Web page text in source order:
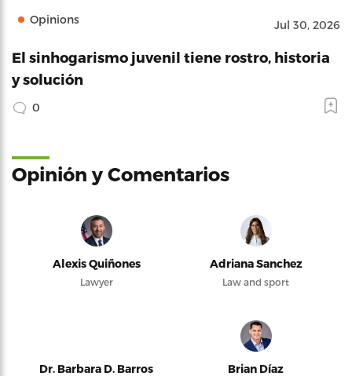
Opinions Jul 30, 2026
El sinhogarismo juvenil tiene rostro, historia
y solución
0
Opinión y Comentarios
Alexis Quiñones
Lawyer
Adriana Sanchez
Law and sport
Dr. Barbara D. Barros Brian Díaz